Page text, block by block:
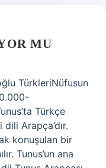
MU
TürkleriNüfusun
Türkçe
Arapça’dır.
konuşulan bir
Tunus’un ana